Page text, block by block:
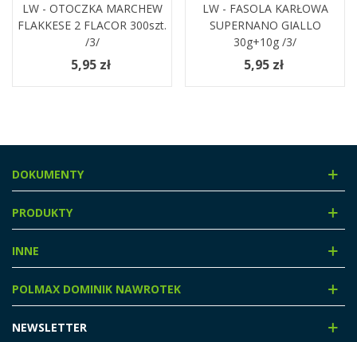
LW - OTOCZKA MARCHEW
FLAKKESE 2 FLACOR 300szt.
/3/
5,95 zł
LW - FASOLA KARŁOWA
SUPERNANO GIALLO
30g+10g /3/
5,95 zł
DOKUMENTY
PRODUKTY
INNE
POLMAX DOMINIK NAWROTEK
NEWSLETTER